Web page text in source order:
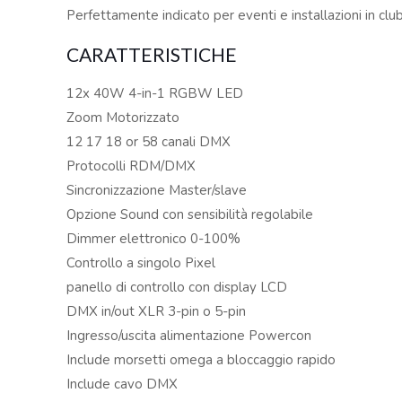
Perfettamente indicato per eventi e installazioni in
CARATTERISTICHE
12x 40W 4-in-1 RGBW LED
Zoom Motorizzato
12 17 18 or 58 canali DMX
Protocolli RDM/DMX
Sincronizzazione Master/slave
Opzione Sound con sensibilità regolabile
Dimmer elettronico 0-100%
Controllo a singolo Pixel
panello di controllo con display LCD
DMX in/out XLR 3-pin o 5-pin
Ingresso/uscita alimentazione Powercon
Include morsetti omega a bloccaggio rapido
Include cavo DMX